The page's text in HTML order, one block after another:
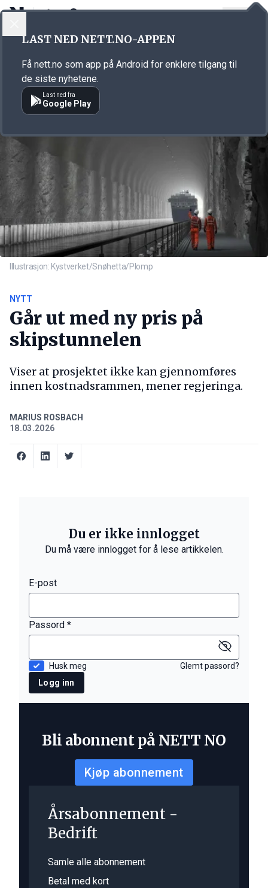
Annonsørinnhold
Illustrasjon: Kystverket/Snøhetta/Plomp
NYTT
Går ut med ny pris på
skipstunnelen
Viser at prosjektet ikke kan gjennomføres
innen kostnadsrammen, mener regjeringa.
MARIUS ROSBACH
18.03.2026
Du er ikke innlogget
Du må være innlogget for å lese artikkelen.
E-post
Passord *
Husk meg
Glemt passord?
Logg inn
Bli abonnent på NETT NO
Kjøp abonnement
Årsabonnement -
Bedrift
Samle alle abonnement
Betal med kort
LAST NED NETT.NO-APPEN
Få nett.no som app på Android for enklere tilgang til
de siste nyhetene.
Last ned fra
Google Play